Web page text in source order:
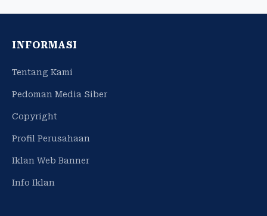
INFORMASI
Tentang Kami
Pedoman Media Siber
Copyright
Profil Perusahaan
Iklan Web Banner
Info Iklan